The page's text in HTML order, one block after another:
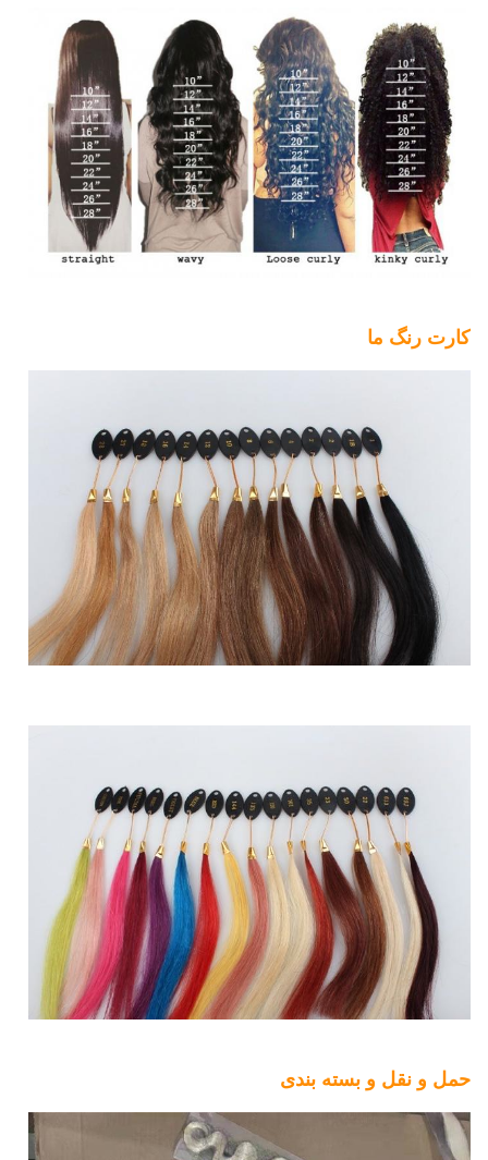
کارت رنگ ما
حمل و نقل و بسته بندی